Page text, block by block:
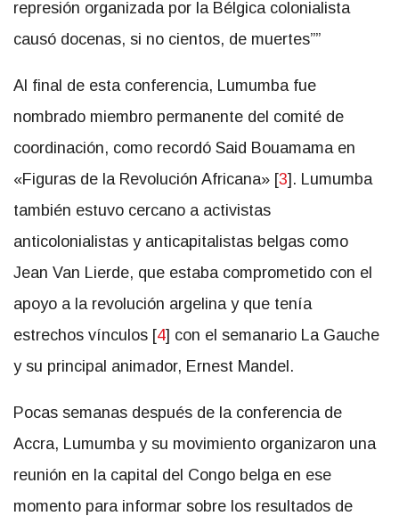
represión organizada por la Bélgica colonialista
causó docenas, si no cientos, de muertes”
Al final de esta conferencia, Lumumba fue
nombrado miembro permanente del comité de
coordinación, como recordó Said Bouamama en
«Figuras de la Revolución Africana» [3]. Lumumba
también estuvo cercano a activistas
anticolonialistas y anticapitalistas belgas como
Jean Van Lierde, que estaba comprometido con el
apoyo a la revolución argelina y que tenía
estrechos vínculos [4] con el semanario La Gauche
y su principal animador, Ernest Mandel.
Pocas semanas después de la conferencia de
Accra, Lumumba y su movimiento organizaron una
reunión en la capital del Congo belga en ese
momento para informar sobre los resultados de